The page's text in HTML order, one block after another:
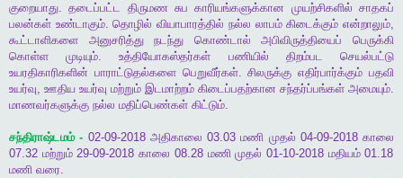
குறையாது.தடைப்பட்ட திருமண சுப காரியங்களுக்கான முயற்சிகளில் சாதகப்
பலன்கள் உண்டாகும்.தொழில் வியாபாரத்தில் நல்ல லாபம் கிடைக்கும் என்றாலும்,
கூட்டாளிகளை
அனுசரித்து நடந்து கொண்டால் அபிவிருத்தியைப்
பெருக்கி
கொள்ள
முடியும்.உத்தியோகஸ்தர்கள் பணியில் திறம்பட
செயல்பட்டு
உயரதிகாரிகளின் பாராட்டுதல்களை பெறுவீர்கள்.சிலருக்கு எதிர்பார்க்கும் பதவி
உயர்வு, ஊதிய உயர்வு மற்றும் இடமாற்றம் கிடைப்பதற்கான சந்தர்ப்பங்கள் அமையும்.
மாணவர்களுக்கு நல்ல மதிப்பெண்கள் கிட்டும்.
சந்திராஷ்டமம்- 02-09-2018 அதிகாலை 03.03மணி முதல் 04-09-2018 காலை
07.32 மற்றும்29-09-2018காலை 08.28 மணி முதல் 01-10-2018 மதியம்01.18
மணி வரை.